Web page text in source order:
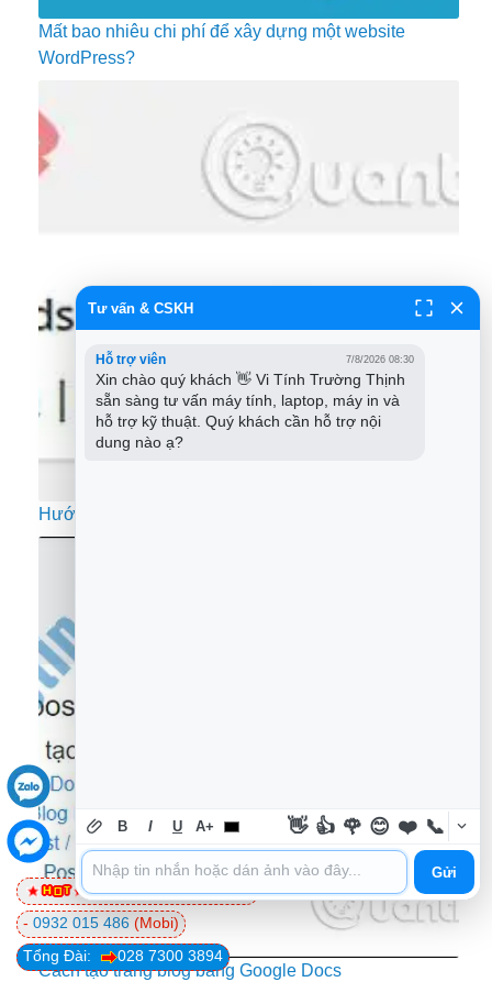
Mất bao nhiêu chi phí để xây dựng một website
WordPress?
Hướng dẫn cài đặt WordPress trên Bluehost
Cách tạo trang blog bằng Google Docs
Tổng Đài: 028 7300 3894
- 0932 015 486 (Mobi)
0981 81 32 72(Viettel)
Tư vấn & CSKH
Hỗ trợ viên 7/8/2026 08:30
Xin chào quý khách 👋 Vi Tính Trường Thịnh
sẵn sàng tư vấn máy tính, laptop, máy in và
hỗ trợ kỹ thuật. Quý khách cần hỗ trợ nội
dung nào ạ?
B I U A+ 👋 👍 🌹 😊 ❤️ 📞
Gửi